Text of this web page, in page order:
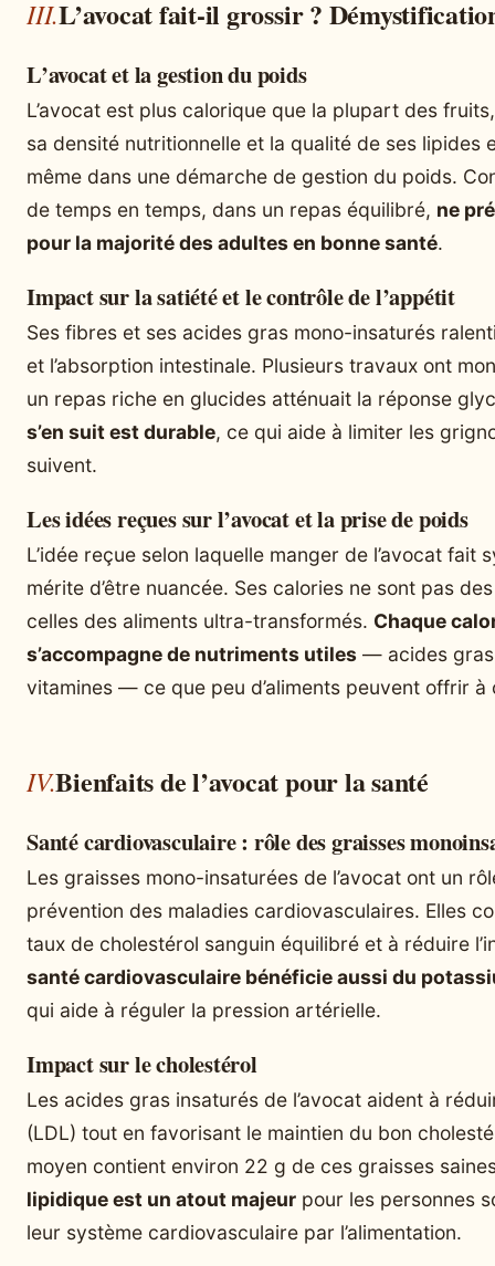
L’avocat fait-il grossir ?
L’avocat et la gestion du poids
L’avocat est plus calorique que la plupart des
sa densité nutritionnelle et la qualité de ses lipides
même dans une démarche de gestion du poids.
de temps en temps, dans un repas équilibré, ne
pour la majorité des adultes en bonne santé.
Impact sur la satiété et le contrôle de l’appétit
Ses fibres et ses acides gras mono-insaturés
et l’absorption intestinale. Plusieurs travaux ont
un repas riche en glucides atténuait la réponse
s’en suit est durable, ce qui aide à limiter les
suivent.
Les idées reçues sur l’avocat et la prise de poids
L’idée reçue selon laquelle manger de l’avocat fait
mérite d’être nuancée. Ses calories ne sont pas
celles des aliments ultra-transformés. Chaque
s’accompagne de nutriments utiles — acides
vitamines — ce que peu d’aliments peuvent offrir à
Bienfaits de l’avocat pour la santé
Santé cardiovasculaire : rôle des graisses
Les graisses mono-insaturées de l’avocat ont un
prévention des maladies cardiovasculaires. Elles
taux de cholestérol sanguin équilibré et à réduire
santé cardiovasculaire bénéficie aussi du
qui aide à réguler la pression artérielle.
Impact sur le cholestérol
Les acides gras insaturés de l’avocat aident à
(LDL) tout en favorisant le maintien du bon
moyen contient environ 22 g de ces graisses
lipidique est un atout majeur pour les personnes
leur système cardiovasculaire par l’alimentation.